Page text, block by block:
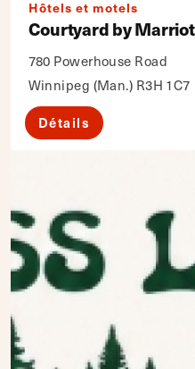
Hôtels et motels
Courtyard by
780 Powerhouse Road
Winnipeg (Man.) R3H 1C7
Détails